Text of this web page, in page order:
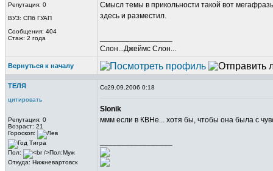
Репутация: 0
ВУЗ: СПб ГУАП
Сообщения: 404
Стаж: 2 года
Смысл темы в прикольности такой вот
здесь и разместил.
Слон...Джеймс Слон...
Вернуться к началу
ТЕЛЯ
цитировать
Репутация: 0
Возраст: 21
Гороскоп:
Пол:
Откуда: Нижневартовск
29.09.2006 0:18
Slonik
ммм если в КВНе... хотя бы, чтобы она была с